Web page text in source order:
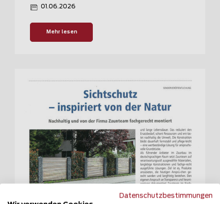
01.06.2026
Mehr lesen
Datenschutzbestimmungen